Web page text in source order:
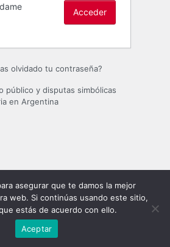
olvidado tu contraseña?
público y disputas simbólicas
en Argentina
asegurar que te damos la mejor
web. Si continúas usando este sitio,
estás de acuerdo con ello.
Aceptar